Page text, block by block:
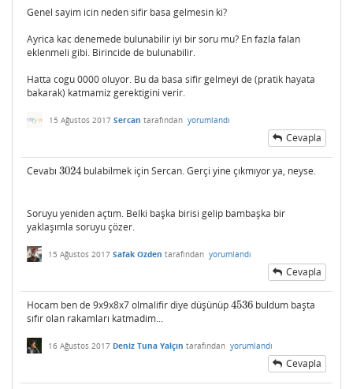
Genel sayim icin neden sifir basa gelmesin ki?
Ayrica kac denemede bulunabilir iyi bir soru mu? En fazla falan
eklenmeli gibi. Birincide de bulunabilir.
Hatta cogu 0000 oluyor. Bu da basa sifir gelmeyi de (pratik hayata
bakarak) katmamiz gerektigini verir.
15 Ağustos 2017 Sercan tarafından yorumlandı
Cevapla
Cevabı 3024
3024 bulabilmek için Sercan. Gerçi yine çıkmıyor ya, neyse.
Soruyu yeniden açtım. Belki başka birisi gelip bambaşka bir
yaklaşımla soruyu çözer.
15 Ağustos 2017 Safak Ozden tarafından yorumlandı
Cevapla
Hocam ben de 9x9x8x7 olmalifir diye düşünüp4536
4536 buldum başta
sıfır olan rakamları katmadim...
16 Ağustos 2017 Deniz Tuna Yalçın tarafından yorumlandı
Cevapla